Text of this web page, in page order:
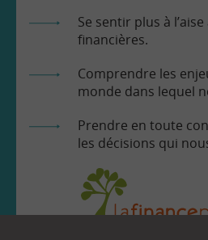
Se sentir plus à
financières.
Comprendre les
monde dans lequel
Prendre en toute
les décisions qui